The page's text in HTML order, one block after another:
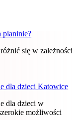
pianinie?
się w zależności
dla dzieci Katowice
dla dzieci w
możliwości